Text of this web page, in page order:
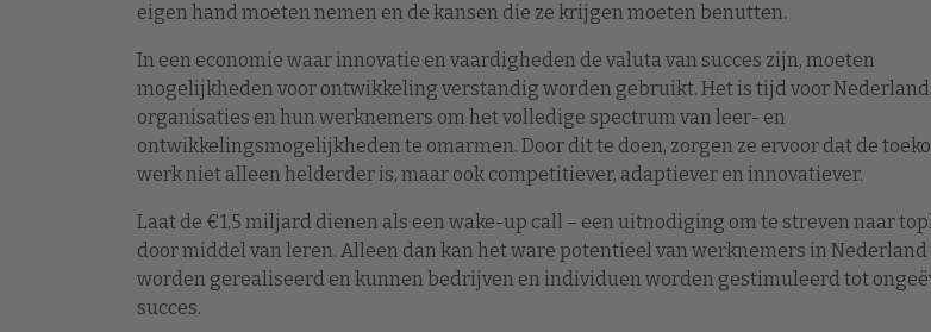
eigen hand moeten nemen en de kansen die ze krijgen moeten benutten.
In een economie waar innovatie en vaardigheden de valuta van succes zijn, moeten
mogelijkheden voor ontwikkeling verstandig worden gebruikt. Het is tijd voor
organisaties en hun werknemers om het volledige spectrum van leer- en
ontwikkelingsmogelijkheden te omarmen. Door dit te doen, zorgen ze ervoor dat de
werk niet alleen helderder is, maar ook competitiever, adaptiever en innovatiever.
Laat de €1,5 miljard dienen als een wake-up call – een uitnodiging om te streven naar
door middel van leren. Alleen dan kan het ware potentieel van werknemers in
worden gerealiseerd en kunnen bedrijven en individuen worden gestimuleerd tot
succes.